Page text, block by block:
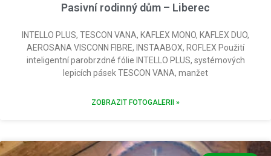
Pasivní rodinný dům – Liberec
INTELLO PLUS, TESCON VANA, KAFLEX MONO, KAFLEX DUO,
AEROSANA VISCONN FIBRE, INSTAABOX, ROFLEX Použití
inteligentní parobrzdné fólie INTELLO PLUS, systémových
lepicích pásek TESCON VANA, manžet
ZOBRAZIT FOTOGALERII »